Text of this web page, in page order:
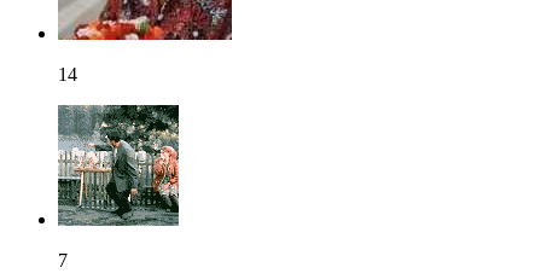
14
7